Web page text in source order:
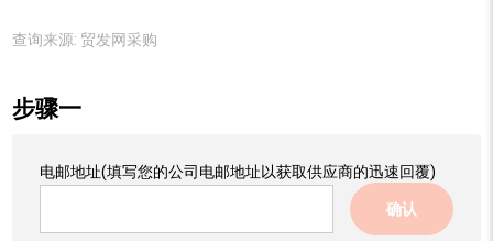
查询来源: 贸发网采购
步骤一
电邮地址(填写您的公司电邮地址以获取供应商的迅速回覆)
确认